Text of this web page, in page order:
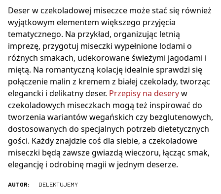
Deser w czekoladowej miseczce może stać się również
wyjątkowym elementem większego przyjęcia
tematycznego. Na przykład, organizując letnią
imprezę, przygotuj miseczki wypełnione lodami o
różnych smakach, udekorowane świeżymi jagodami i
miętą. Na romantyczną kolację idealnie sprawdzi się
połączenie malin z kremem z białej czekolady, tworząc
elegancki i delikatny deser. Przepisy na deseryw
czekoladowych miseczkach mogą też inspirować do
tworzenia wariantów wegańskich czy bezglutenowych,
dostosowanych do specjalnych potrzeb dietetycznych
gości. Każdy znajdzie coś dla siebie, a czekoladowe
miseczki będą zawsze gwiazdą wieczoru, łącząc smak,
elegancję i odrobinę magii w jednym deserze.
AUTOR: DELEKTUJEMY